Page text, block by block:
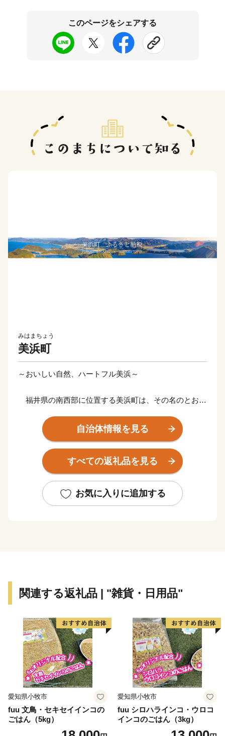
このページをシェアする
みはまちょう
美浜町
～おいしい自然、ハートフル美浜～
福井県の南西部に位置する美浜町は、その名のとおり
の澄んだ水と、きめ細やかな白い砂浜が広がり、「日本
の水浴場88選」に選ばれています。また、「三方五湖」
は若狭湾国定公園を代表する景勝地で、平成17年にラム
サール条約登録湿地に認定されました。
名物は「鯖のへしこ(ヌカ漬け）」で、お惣菜にも酒
の肴にもなるため全国にファンがいます。平成17年に
します。
福井県美浜町町ふるさと納税サポートセンター
受付時間 9：30～17:30 (土日祝日・12/29～1/3休み)
TEL 050-5527-0887
メール furusato@town-mihama-fukui.com
================================
自治体情報を見る
すべての返礼品を見る
お気に入りに追加する
関連する返礼品 | "雑貨・日用品"
愛知県小牧市
fuu 文鳥・セキセイインコの
ごはん（5kg）
愛知県小牧市
fuu シロハラインコ・ウロコ
インコのごはん（3kg）